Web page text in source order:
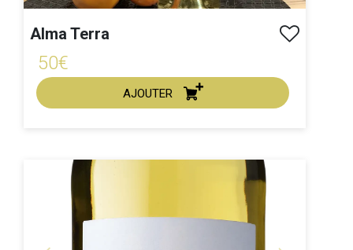
Alma Terra
50€
AJOUTER
ACHAT EXPRESS
Millésime :